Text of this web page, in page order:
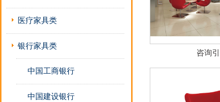
医疗家具类
银行家具类
中国工商银行
中国建设银行
咨询